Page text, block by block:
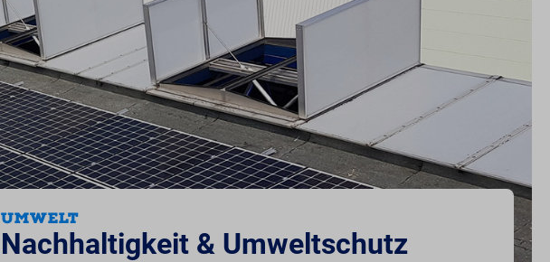
UMWELT
Nachhaltigkeit & Umweltschutz